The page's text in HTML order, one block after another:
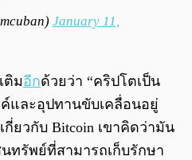
January 11,
ติมอีกด้วยว่า “คริปโตเป็น
และอุปทานขับเคลื่อนอยู่
กี่ยวกับ Bitcoin เขาคิดว่ามัน
นทรัพย์ที่สามารถเก็บรักษา